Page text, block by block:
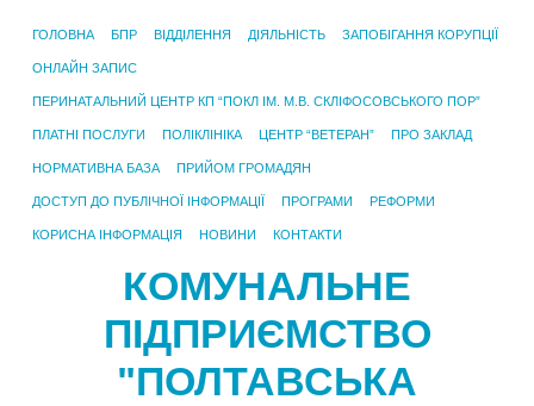
ГОЛОВНА БПР ВІДДІЛЕННЯ ДІЯЛЬНІСТЬ ЗАПОБІГАННЯ КОРУПЦІЇ
ОНЛАЙН ЗАПИС
ПЕРИНАТАЛЬНИЙ ЦЕНТР КП “ПОКЛ ІМ. М.В. СКЛІФОСОВСЬКОГО ПОР”
ПЛАТНІ ПОСЛУГИ ПОЛІКЛІНІКА ЦЕНТР “ВЕТЕРАН” ПРО ЗАКЛАД
НОРМАТИВНА БАЗА ПРИЙОМ ГРОМАДЯН
ДОСТУП ДО ПУБЛІЧНОЇ ІНФОРМАЦІЇ ПРОГРАМИ РЕФОРМИ
КОРИСНА ІНФОРМАЦІЯ НОВИНИ КОНТАКТИ
КОМУНАЛЬНЕ
ПІДПРИЄМСТВО
"ПОЛТАВСЬКА